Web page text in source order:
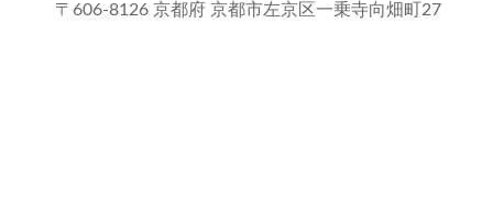
〒606-8126 京都府 京都市左京区一乗寺向畑町27